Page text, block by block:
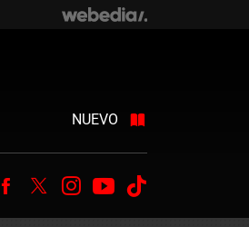
NUEVO
Facebook
TwitterInstagram
Youtube